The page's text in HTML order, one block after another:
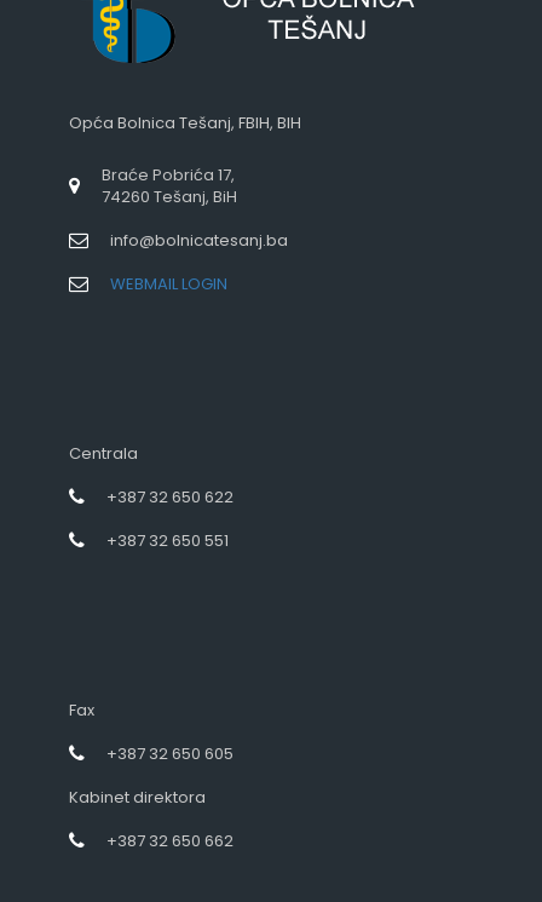
Opća Bolnica Tešanj, FBIH, BIH
Braće Pobrića 17,
74260 Tešanj, BiH
info@bolnicatesanj.ba
WEBMAIL LOGIN
Centrala
+387 32 650 622
+387 32 650 551
Fax
+387 32 650 605
Kabinet direktora
+387 32 650 662